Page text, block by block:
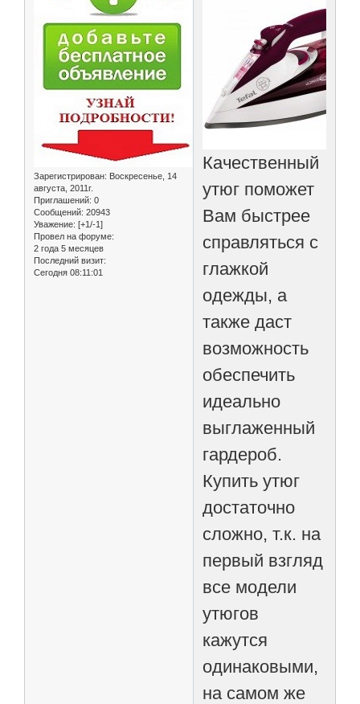
Зарегистрирован: Воскресенье, 14
августа, 2011г.
Приглашений: 0
Сообщений: 20943
Уважение: [+1/-1]
Провел на форуме:
2 года 5 месяцев
Последний визит:
Сегодня 08:11:01
Качественный
утюг поможет
Вам быстрее
справляться с
глажкой
одежды, а
также даст
возможность
обеспечить
идеально
выглаженный
гардероб.
Купить утюг
достаточно
сложно, т.к. на
первый взгляд
все модели
утюгов
кажутся
одинаковыми,
на самом же